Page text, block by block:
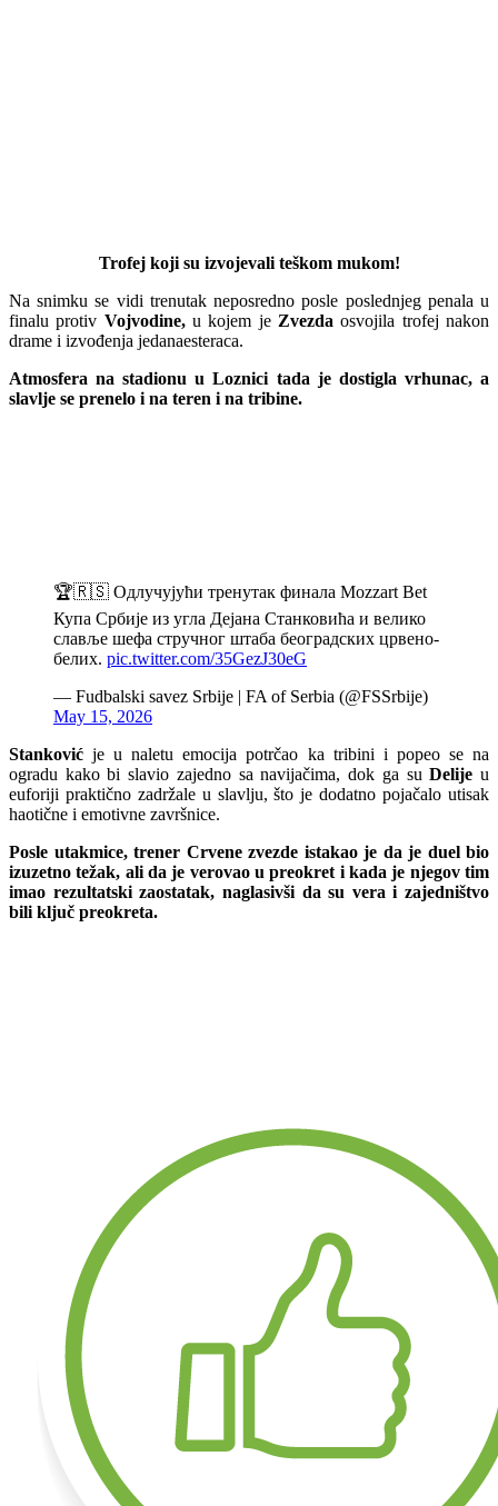
Trofej koji su izvojevali teškom mukom!
Na snimku se vidi trenutak neposredno posle poslednjeg penala u
finalu protiv Vojvodine,u kojem je Zvezda osvojila trofej nakon
drame i izvođenja jedanaesteraca.
Atmosfera na stadionu u Loznici tada je dostigla vrhunac, a
slavlje se prenelo i na teren i na tribine.
🏆🇷🇸 Одлучујући тренутак финала Mozzart Bet
Купа Србије из угла Дејана Станковића и велико
славље шефа стручног штаба београдских црвено-
белих. pic.twitter.com/35GezJ30eG
— Fudbalski savez Srbije | FA of Serbia (@FSSrbije)
May 15, 2026
Stanković je u naletu emocija potrčao ka tribini i popeo se na
ogradu kako bi slavio zajedno sa navijačima, dok ga suDelije u
euforiji praktično zadržale u slavlju, što je dodatno pojačalo utisak
haotične i emotivne završnice.
Posle utakmice, trener Crvene zvezde istakao je da je duel bio
izuzetno težak, ali da je verovao u preokret i kada je njegov tim
imao rezultatski zaostatak, naglasivši da su vera i zajedništvo
bili ključ preokreta.